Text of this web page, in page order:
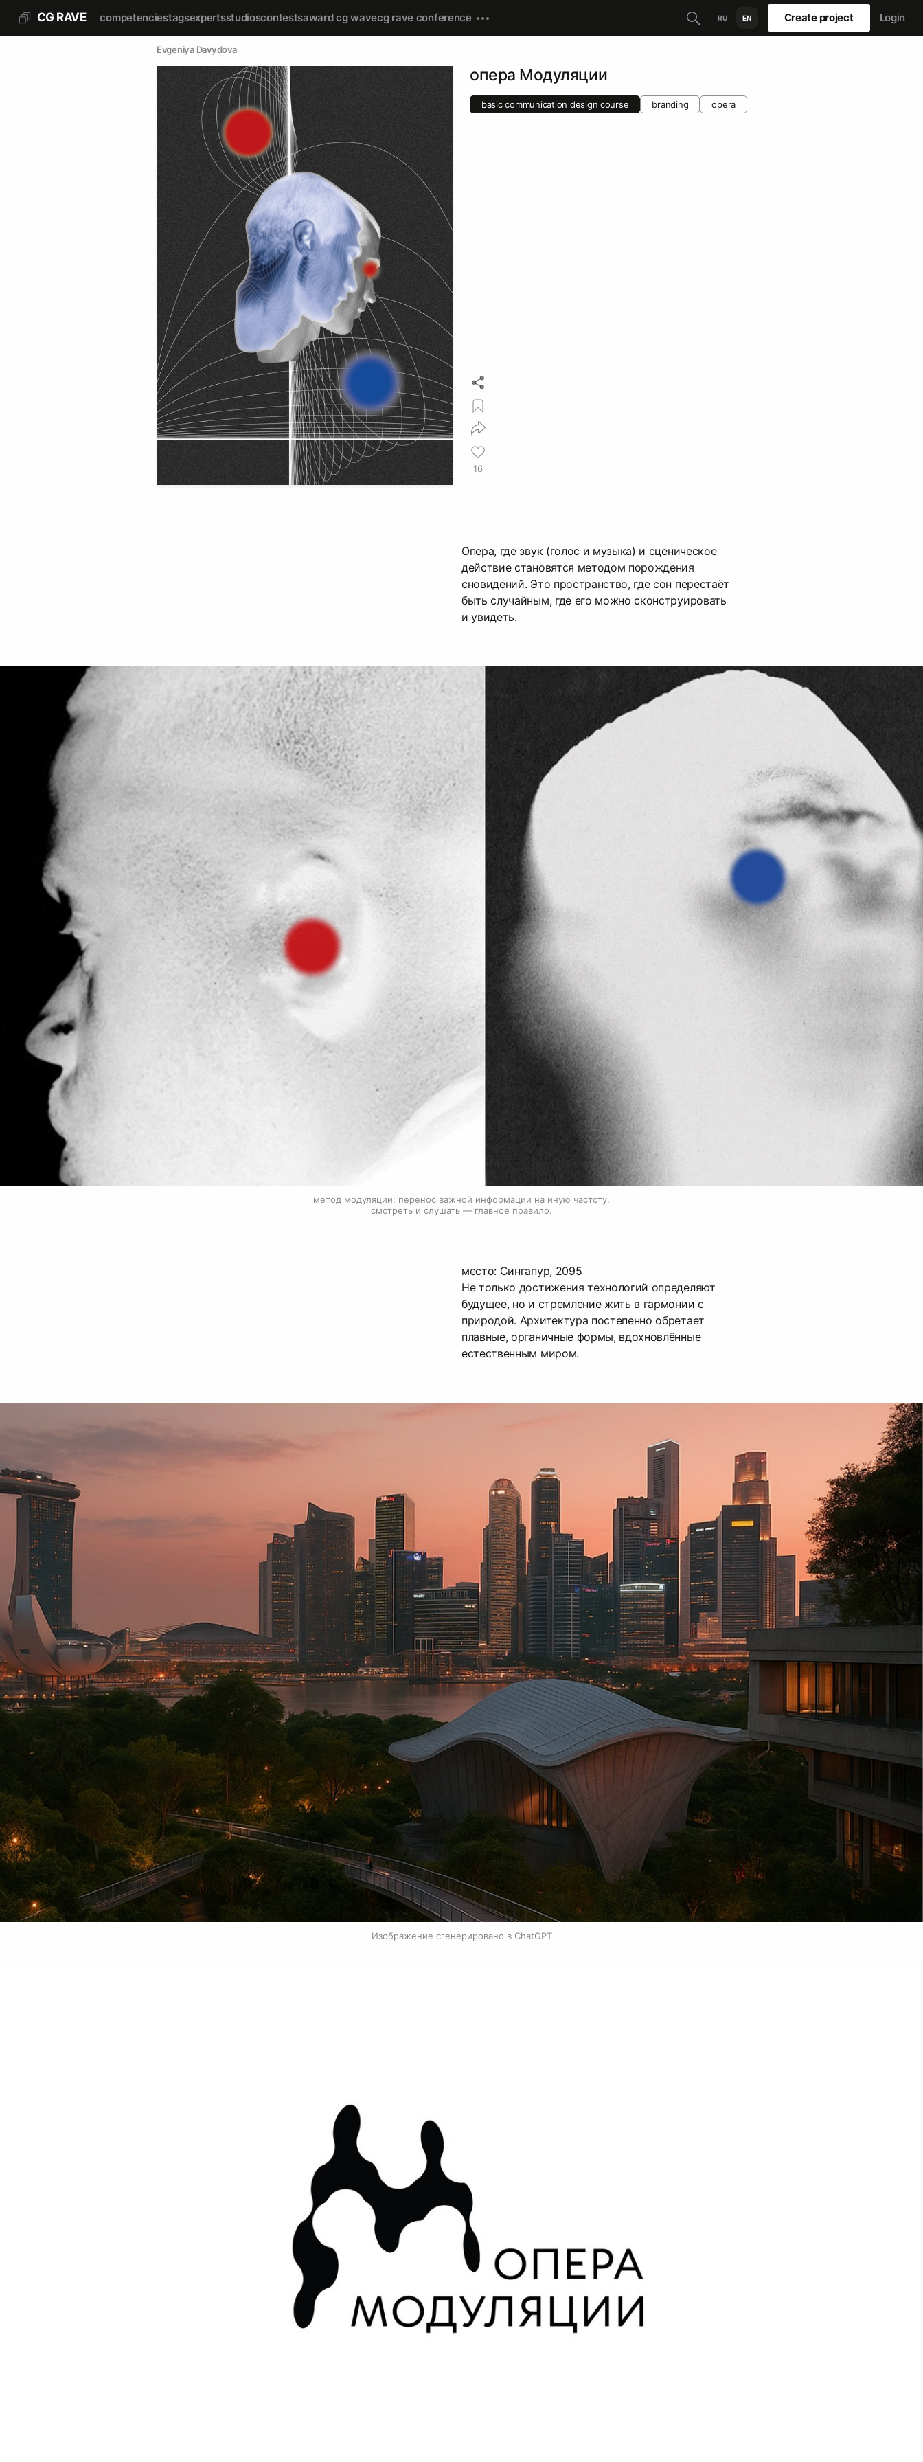
CG RAVE competenciestagsexpertsstudioscontestsaward cg wavecg rave conference RU EN Create project Login
Evgeniya Davydova
опера Модуляции
basic communication design course branding opera
16
Опера, где звук (голос и музыка) и сценическое
действие становятся методом порождения
сновидений. Это пространство, где сон перестаёт
быть случайным, где его можно сконструировать
и увидеть.
метод модуляции: перенос важной информации на иную частоту.
смотреть и слушать — главное правило.
место: Сингапур, 2095
Не только достижения технологий определяют
будущее, но и стремление жить в гармонии с
природой. Архитектура постепенно обретает
плавные, органичные формы, вдохновлённые
естественным миром.
Изображение сгенерировано в ChatGPT